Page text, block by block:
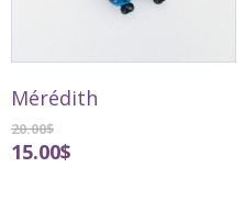
Mérédith
20.00$
15.00$